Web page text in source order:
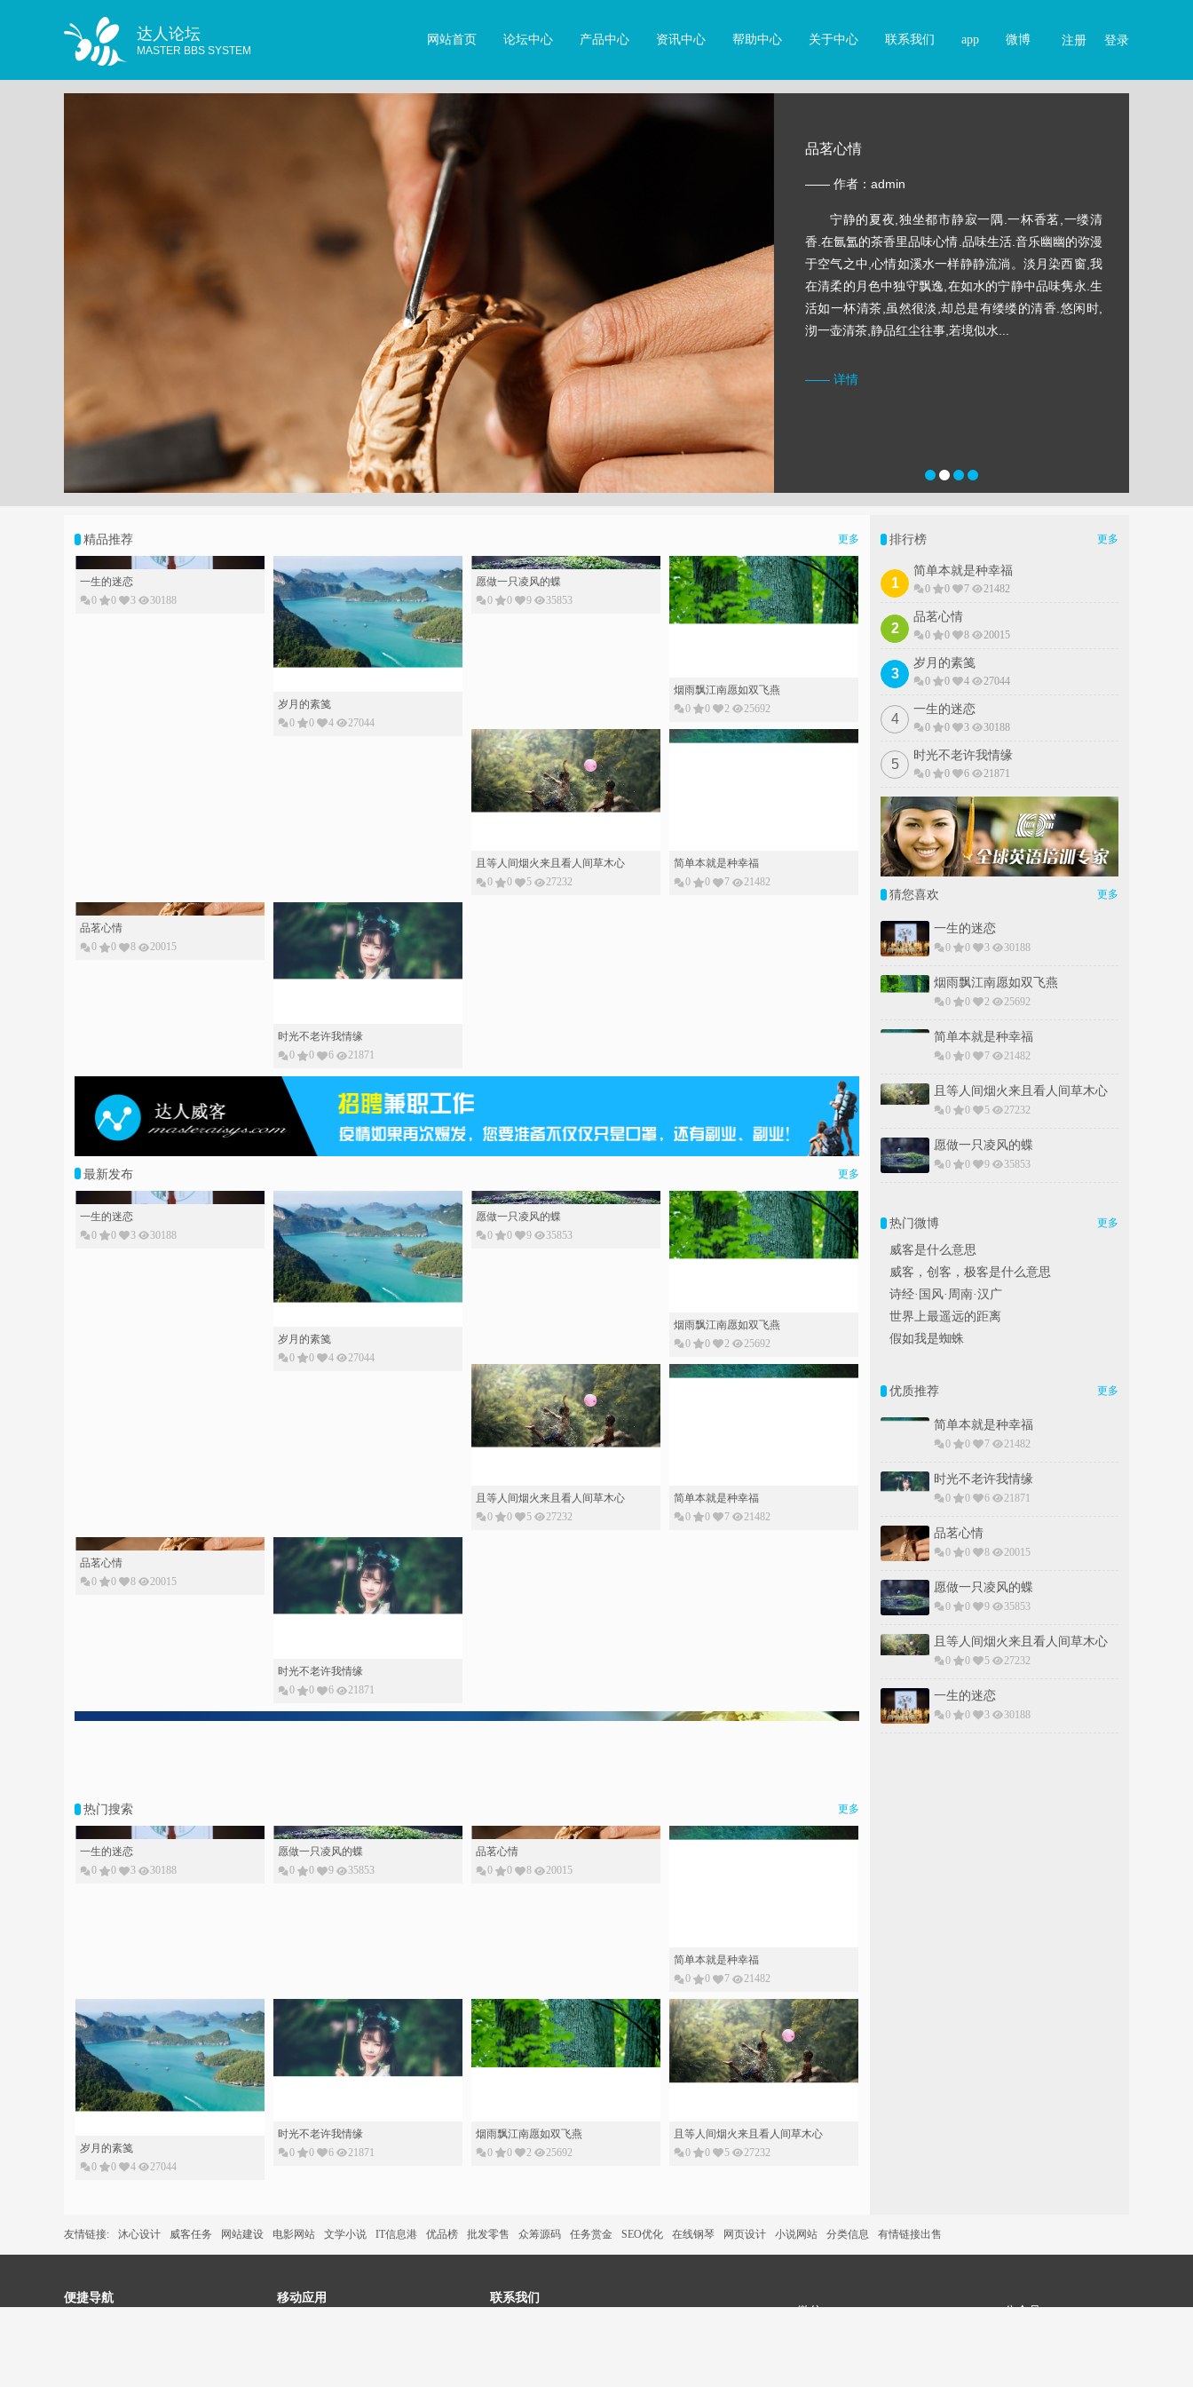
达人论坛
MASTER BBS SYSTEM
注册 登录
网站首页 论坛中心 产品中心 资讯中心 帮助中心 关于中心 联系我们 app 微博
品茗心情
—— 作者：admin
宁静的夏夜,独坐都市静寂一隅.一杯香茗,一缕清
香.在氤氲的茶香里品味心情.品味生活.音乐幽幽的弥漫
于空气之中,心情如溪水一样静静流淌。淡月染西窗,我
在清柔的月色中独守飘逸,在如水的宁静中品味隽永.生
活如一杯清茶,虽然很淡,却总是有缕缕的清香.悠闲时,
沏一壶清茶,静品红尘往事,若境似水...
—— 详情
精品推荐 更多
一生的迷恋
0
0 3 30188
岁月的素䇳
0
0 4 27044
愿做一只凌风的蝶
0
0 9 35853
烟雨飘江南愿如双飞燕
0
0 2 25692
且等人间烟火来且看人间草木心
0
0 5 27232
简单本就是种幸福
0
0 7 21482
品茗心情
0
0 8 20015
时光不老许我情缘
0
0 6 21871
最新发布 更多
一生的迷恋
0
0 3 30188
岁月的素䇳
0
0 4 27044
愿做一只凌风的蝶
0
0 9 35853
烟雨飘江南愿如双飞燕
0
0 2 25692
且等人间烟火来且看人间草木心
0
0 5 27232
简单本就是种幸福
0
0 7 21482
品茗心情
0
0 8 20015
时光不老许我情缘
0
0 6 21871
热门搜索 更多
一生的迷恋
0
0 3 30188
愿做一只凌风的蝶
0
0 9 35853
品茗心情
0
0 8 20015
简单本就是种幸福
0
0 7 21482
岁月的素䇳
0
0 4 27044
时光不老许我情缘
0
0 6 21871
烟雨飘江南愿如双飞燕
0
0 2 25692
且等人间烟火来且看人间草木心
0
0 5 27232
排行榜 更多
简单本就是种幸福
0 0 7 21482
品茗心情
0 0 8 20015
岁月的素䇳
0 0 4 27044
一生的迷恋
0 0 3 30188
时光不老许我情缘
0 0 6 21871
1
2
3
4
5
猜您喜欢 更多
一生的迷恋
0 0 3 30188
烟雨飘江南愿如双飞燕
0 0 2 25692
简单本就是种幸福
0 0 7 21482
且等人间烟火来且看人间草木心
0 0 5 27232
愿做一只凌风的蝶
0 0 9 35853
热门微博 更多
威客是什么意思
威客，创客，极客是什么意思
诗经·国风·周南·汉广
世界上最遥远的距离
假如我是蜘蛛
优质推荐 更多
简单本就是种幸福
0 0 7 21482
时光不老许我情缘
0 0 6 21871
品茗心情
0 0 8 20015
愿做一只凌风的蝶
0 0 9 35853
且等人间烟火来且看人间草木心
0 0 5 27232
一生的迷恋
0 0 3 30188
友情链接: 沐心设计 威客任务 网站建设 电影网站 文学小说 IT信息港 优品榜 批发零售 众筹源码 任务赏金 SEO优化 在线钢琴 网页设计 小说网站 分类信息 有情链接出售
便捷导航
移动应用
联系我们
微信 公众号